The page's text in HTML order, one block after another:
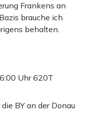
Frankens an
brauche ich
behalten.
Uhr620T
BY an der Donau